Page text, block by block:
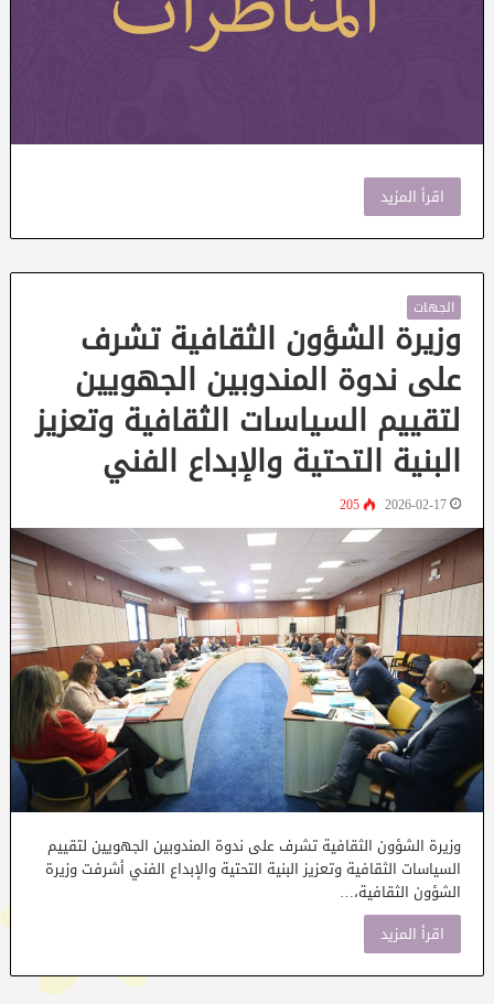
اقرأ المزيد
الجهات
وزيرة الشؤون الثقافية تشرف
على ندوة المندوبين الجهويين
لتقييم السياسات الثقافية وتعزيز
البنية التحتية والإبداع الفني
2026-02-17
205
وزيرة الشؤون الثقافية تشرف على ندوة المندوبين الجهويين لتقييم
السياسات الثقافية وتعزيز البنية التحتية والإبداع الفني أشرفت وزيرة
الشؤون الثقافية،…
اقرأ المزيد